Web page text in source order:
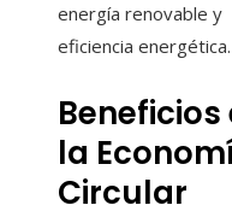
energía renovable y
eficiencia energética.
Beneficios
la
Circular